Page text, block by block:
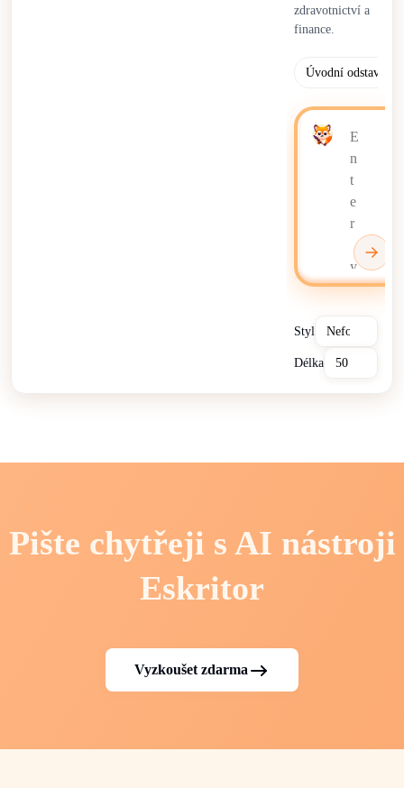
zdravotnictví a
finance.
Úvodní odstavec
Styl
Délka
Pište chytřeji s AI nástroji
Eskritor
Vyzkoušet zdarma